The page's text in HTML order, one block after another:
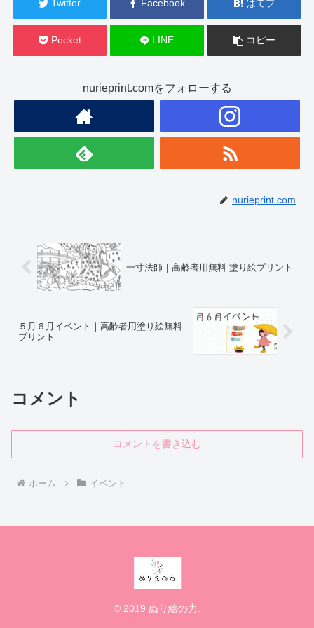
Twitter Facebook はてブ
Pocket LINE コピー
nurieprint.comをフォローする
nurieprint.com
一寸法師｜高齢者用無料 塗り絵プリント
５月６月イベント｜高齢者用塗り絵無料
プリント
コメント
コメントを書き込む
ホーム イベント
© 2019 ぬり絵の力.